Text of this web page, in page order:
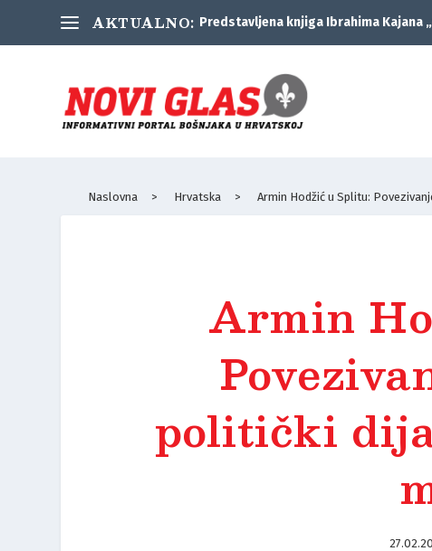
AKTUALNO: Predstavljena knjiga Ibrahima Kajana
Naslovna > Hrvatska > Armin Hodžić u Splitu:
Armin
politički